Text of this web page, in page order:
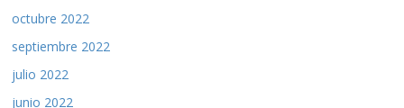
octubre 2022
septiembre 2022
julio 2022
junio 2022